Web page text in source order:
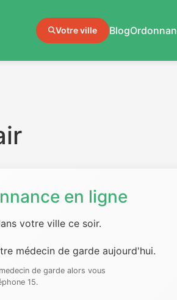
Votre ville Blog
en ligne
votre ville ce soir.
médecin de garde aujourd'hui.
de garde alors vous
15.